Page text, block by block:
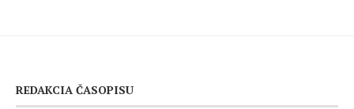
REDAKCIA ČASOPISU